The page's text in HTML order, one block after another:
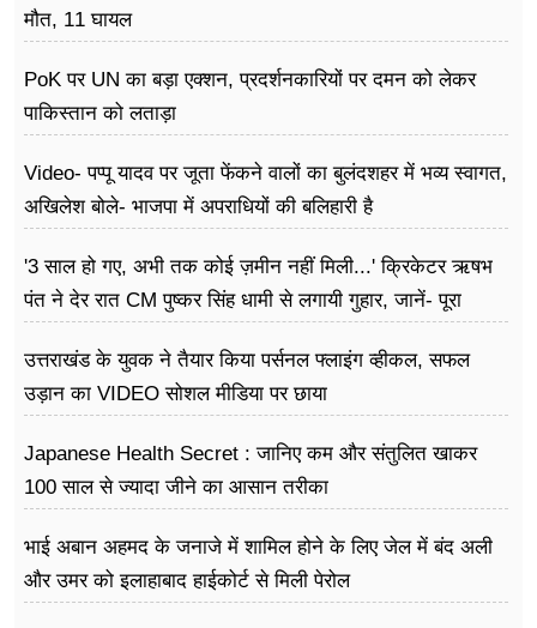
मौत, 11 घायल
PoK पर UN का बड़ा एक्शन, प्रदर्शनकारियों पर दमन को लेकर
पाकिस्तान को लताड़ा
Video- पप्पू यादव पर जूता फेंकने वालों का बुलंदशहर में भव्य स्वागत,
अखिलेश बोले- भाजपा में अपराधियों की बलिहारी है
'3 साल हो गए, अभी तक कोई ज़मीन नहीं मिली...' क्रिकेटर ऋषभ
पंत ने देर रात CM पुष्कर सिंह धामी से लगायी गुहार, जानें- पूरा
उत्तराखंड के युवक ने तैयार किया पर्सनल फ्लाइंग व्हीकल, सफल
उड़ान का VIDEO सोशल मीडिया पर छाया
Japanese Health Secret : जानिए कम और संतुलित खाकर
100 साल से ज्यादा जीने का आसान तरीका
भाई अबान अहमद के जनाजे में शामिल होने के लिए जेल में बंद अली
और उमर को इलाहाबाद हाईकोर्ट से मिली पेरोल